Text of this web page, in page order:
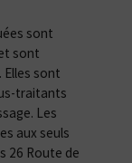
sont
sont
sont
traitants
Les
aux seuls
26 Route de